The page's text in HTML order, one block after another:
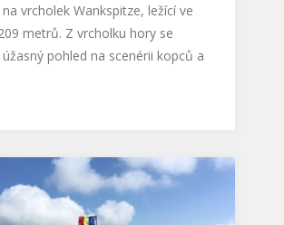
vrcholek Wankspitze, ležící ve
metrů. Z vrcholku hory se
pohled na scenérii kopců a